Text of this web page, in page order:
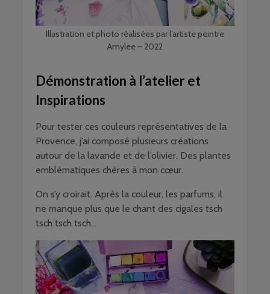
Illustration et photo réalisées par l’artiste peintre
Amylee – 2022
Démonstration à l’atelier et
Inspirations
Pour tester ces couleurs représentatives de la
Provence, j’ai composé plusieurs créations
autour de la lavande et de l’olivier. Des plantes
emblématiques chères à mon cœur.
On s’y croirait. Après la couleur, les parfums, il
ne manque plus que le chant des cigales tsch
tsch tsch tsch…